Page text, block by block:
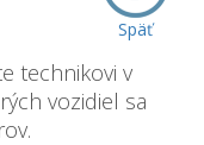
Späť
technikovi v
vozidiel sa